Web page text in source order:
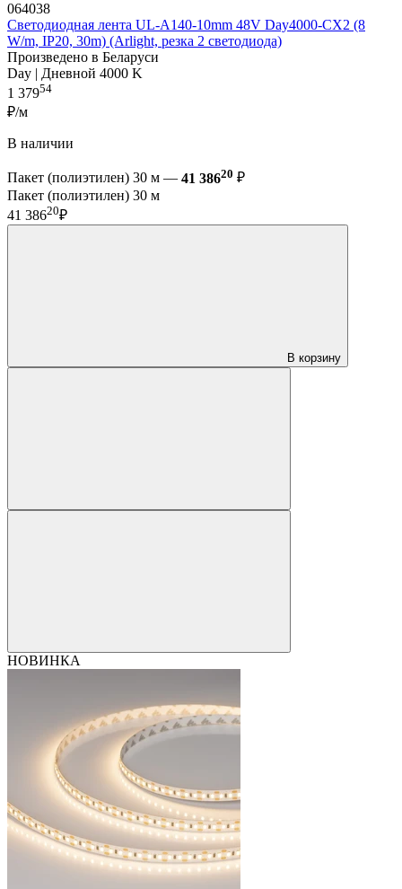
064038
Светодиодная лента UL-A140-10mm 48V Day4000-CX2 (8
W/m, IP20, 30m) (Arlight, резка 2 светодиода)
Произведено в Беларуси
Day | Дневной 4000 K
1 37954
₽/м
В наличии
Пакет (полиэтилен) 30 м — 41 38620 ₽
Пакет (полиэтилен) 30 м
41 38620₽
В корзину
НОВИНКА